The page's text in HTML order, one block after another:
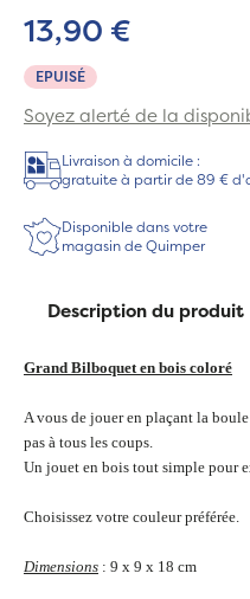
EPUISÉ
13,90 €
Soyez alerté de la
Livraison à domicile :
gratuite à partir de 89 €
Disponible dans votre
magasin de Quimper
Description du produit
Grand Bilboquet en bois coloré
A vous de jouer en plaçant la
pas à tous les coups.
Un jouet en bois tout simple pour
Choisissez votre couleur préférée.
Dimensions : 9 x 9 x 18 cm